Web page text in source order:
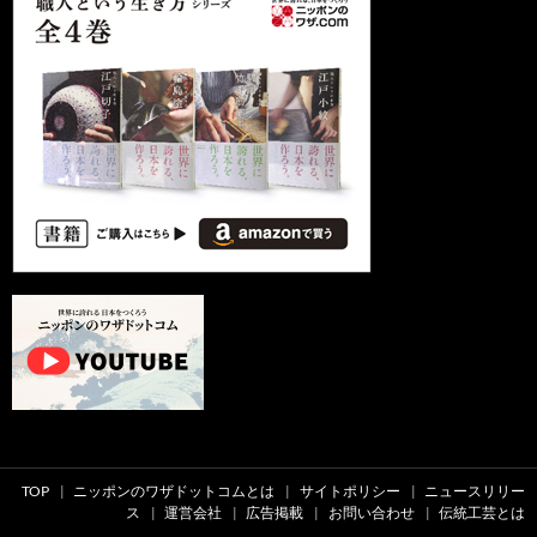
TOP ニッポンのワザドットコムとは サイトポリシー
ニュースリリー
ス
運営会社 広告掲載 お問い合わせ 伝統工芸とは